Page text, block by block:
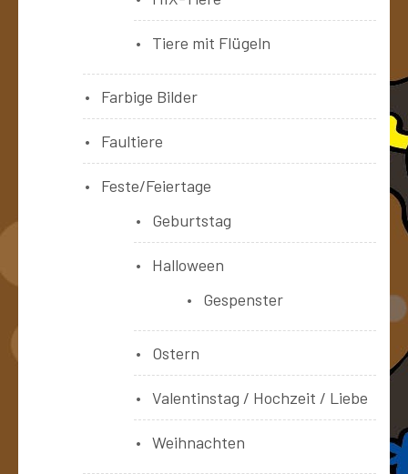
Tiere mit Flügeln
Farbige Bilder
Faultiere
Feste/Feiertage
Geburtstag
Halloween
Gespenster
Ostern
Valentinstag / Hochzeit / Liebe
Weihnachten